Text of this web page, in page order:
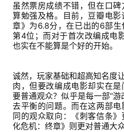
虽然票房成绩不错，但在口
算勉强及格。目前，豆瓣电
章》为6.8分，在已出的6部
第4位；而对于首次改编成电
也实在不能算是个好的开始。
诚然，玩家基础和超高知名度
肉，但要改编成电影却实在
要普通观众？似乎是每一部“
去平衡的问题。而在这两部
同的观众取向：《刺客信条
化危机：终章》则更对普通大众